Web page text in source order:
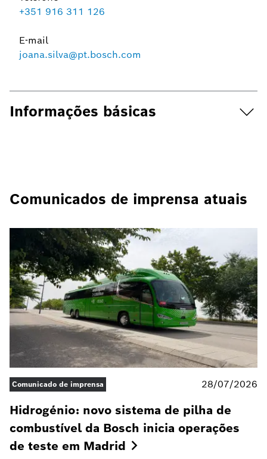
+351 916 311 126
E-mail
joana.silva@pt.bosch.com
Informações básicas
Comunicados de imprensa atuais
Comunicado de imprensa 28/07/2026
Hidrogénio: novo sistema de pilha de
combustível da Bosch inicia operações
de teste em Madrid